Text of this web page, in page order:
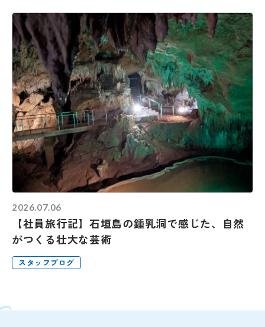
2026.07.06
【社員旅行記】石垣島の鍾乳洞で感じた、自然
がつくる壮大な芸術
スタッフブログ